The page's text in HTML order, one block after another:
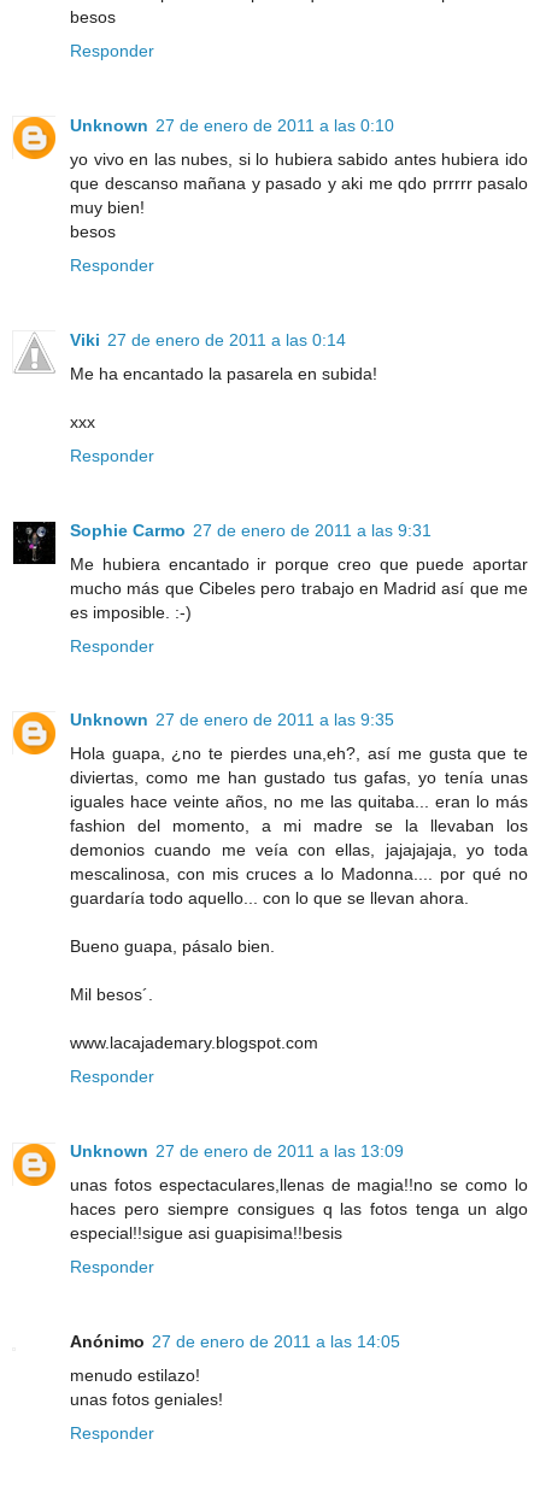
besos
Responder
Unknown 27 de enero de 2011 a las 0:10
yo vivo en las nubes, si lo hubiera sabido antes hubiera ido
que descanso mañana y pasado y aki me qdo prrrrr pasalo
muy bien!
besos
Responder
Viki 27 de enero de 2011 a las 0:14
Me ha encantado la pasarela en subida!
xxx
Responder
Sophie Carmo 27 de enero de 2011 a las 9:31
Me hubiera encantado ir porque creo que puede aportar
mucho más que Cibeles pero trabajo en Madrid así que me
es imposible. :-)
Responder
Unknown 27 de enero de 2011 a las 9:35
Hola guapa, ¿no te pierdes una,eh?, así me gusta que te
diviertas, como me han gustado tus gafas, yo tenía unas
iguales hace veinte años, no me las quitaba... eran lo más
fashion del momento, a mi madre se la llevaban los
demonios cuando me veía con ellas, jajajajaja, yo toda
mescalinosa, con mis cruces a lo Madonna.... por qué no
guardaría todo aquello... con lo que se llevan ahora.
Bueno guapa, pásalo bien.
Mil besos´.
www.lacajademary.blogspot.com
Responder
Unknown 27 de enero de 2011 a las 13:09
unas fotos espectaculares,llenas de magia!!no se como lo
haces pero siempre consigues q las fotos tenga un algo
especial!!sigue asi guapisima!!besis
Responder
Anónimo 27 de enero de 2011 a las 14:05
menudo estilazo!
unas fotos geniales!
Responder